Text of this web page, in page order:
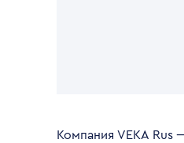
Компания VEKA Rus